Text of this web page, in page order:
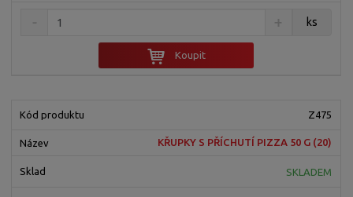
ks
Koupit
Z475
KŘUPKY S PŘÍCHUTÍ PIZZA 50 G (20)
SKLADEM